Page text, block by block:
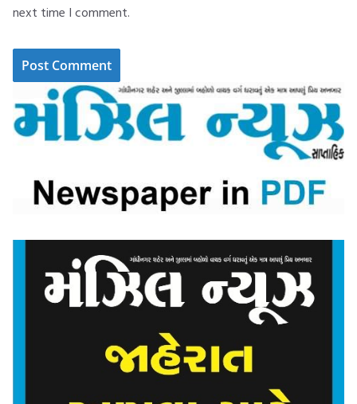
next time I comment.